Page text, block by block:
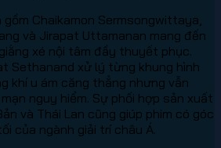
gồm Chaikamon Sermsongwittaya,
và Jirapat Uttamanan mang đến
xé nội tâm đầy thuyết phục.
Sethanand xử lý từng khung hình
khí u ám căng thẳng nhưng vẫn
nguy hiểm. Sự phối hợp sản xuất
và Thái Lan cũng giúp phim có góc
của ngành giải trí châu Á.